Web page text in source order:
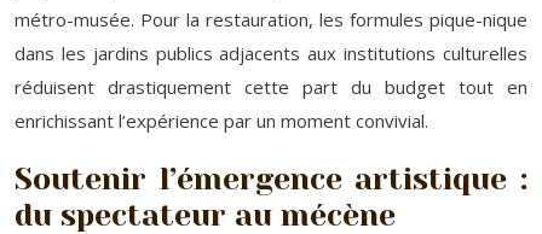
métro-musée. Pour la restauration, les formules pique-nique
dans les jardins publics adjacents aux institutions culturelles
réduisent drastiquement cette part du budget tout en
enrichissant l’expérience par un moment convivial.
Soutenir l’émergence artistique :
du spectateur au mécène